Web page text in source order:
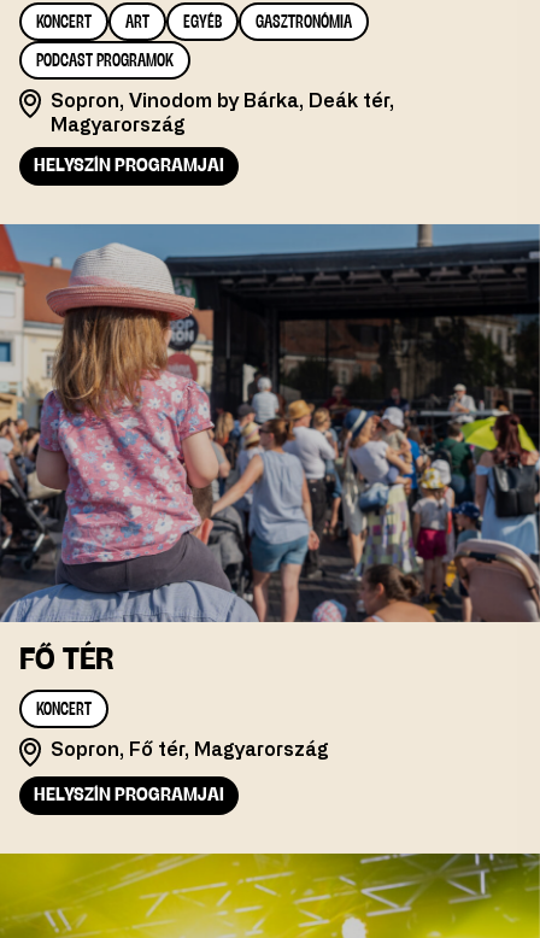
KONCERT ART EGYÉB GASZTRONÓMIA
PODCAST PROGRAMOK
Sopron, Vinodom by Bárka, Deák tér,
Magyarország
HELYSZÍN PROGRAMJAI
FŐ TÉR
KONCERT
Sopron, Fő tér, Magyarország
HELYSZÍN PROGRAMJAI